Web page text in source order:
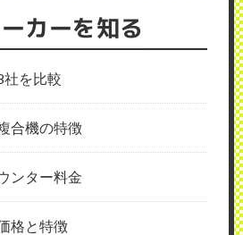
カーを知る
を比較
合機の特徴
ンター料金
格と特徴